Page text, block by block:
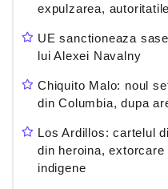
expulzarea,
UE sanctioneaza
lui Alexei Navalny
Chiquito Malo: noul
din Columbia, dupa
Los Ardillos: cartelul
din heroina,
indigene